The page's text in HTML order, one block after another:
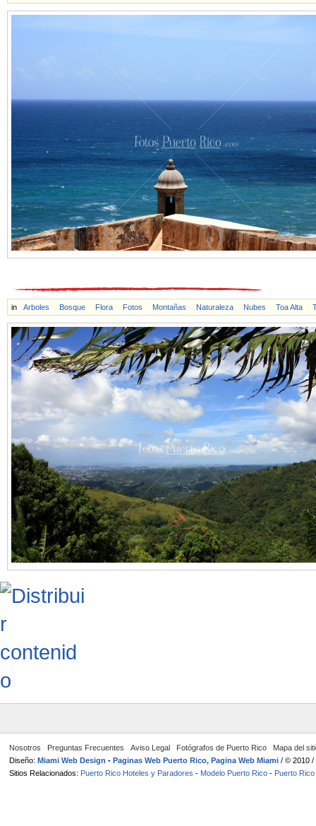
in Arboles Bosque Flora Fotos Montañas Naturaleza Nubes Toa Alta
Nosotros Preguntas Frecuentes Aviso Legal Fotógrafos de Puerto Rico
Mapa del
Diseño: Miami Web Design - Paginas Web Puerto Rico, Pagina Web Miami / © 2010 /
Sitios Relacionados: Puerto Rico Hoteles y Paradores - Modelo Puerto Rico - Puerto